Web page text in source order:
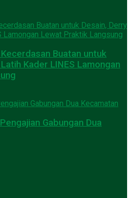
Buatan untuk
Kader LINES Lamongan
Gabungan Dua